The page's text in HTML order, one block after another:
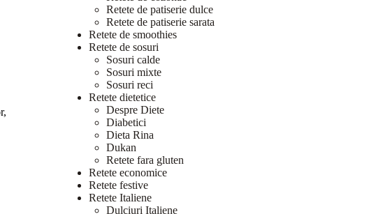
Retete de patiserie dulce
Retete de patiserie sarata
Retete de smoothies
Retete de sosuri
Sosuri calde
Sosuri mixte
Sosuri reci
Retete dietetice
Despre Diete
Diabetici
Dieta Rina
Dukan
Retete fara gluten
Retete economice
Retete festive
Retete Italiene
Dulciuri Italiene